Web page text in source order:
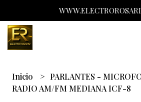
Inicio
PARLANTES -
RADIO AM/FM MEDIANA ICF-8